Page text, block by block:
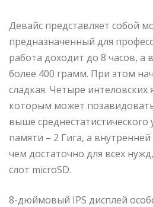
Девайс представляет собой
предназначенный для
работа доходит до 8 часов, а
более 400 грамм. При этом
сладкая. Четыре интеловских
которым может
выше
памяти – 2 Гига, а
чем достаточно для всех
слот microSD.
8-дюймовый IPS дисплей